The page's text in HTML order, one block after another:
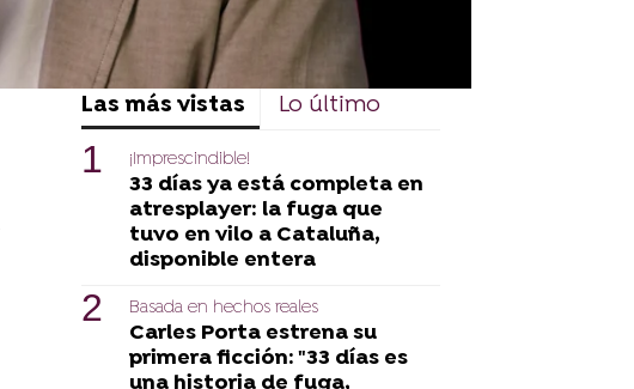
Las más vistas Lo último
¡Imprescindible!
33 días ya está completa en
atresplayer: la fuga que
tuvo en vilo a Cataluña,
disponible entera
Basada en hechos reales
Carles Porta estrena su
primera ficción: "33 días es
una historia de fuga,